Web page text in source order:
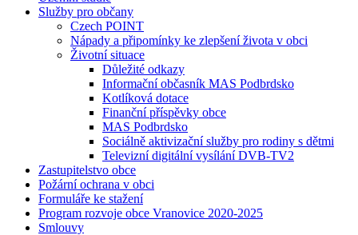
Služby pro občany
Czech POINT
Nápady a připomínky ke zlepšení života v obci
Životní situace
Důležité odkazy
Informační občasník MAS Podbrdsko
Kotlíková dotace
Finanční příspěvky obce
MAS Podbrdsko
Sociálně aktivizační služby pro rodiny s dětmi
Televizní digitální vysílání DVB-TV2
Zastupitelstvo obce
Požární ochrana v obci
Formuláře ke stažení
Program rozvoje obce Vranovice 2020-2025
Smlouvy